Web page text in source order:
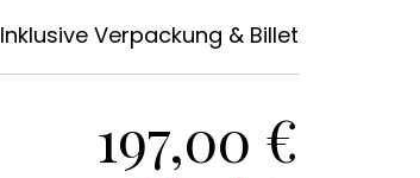
Inklusive Verpackung & Billet
197,00 €